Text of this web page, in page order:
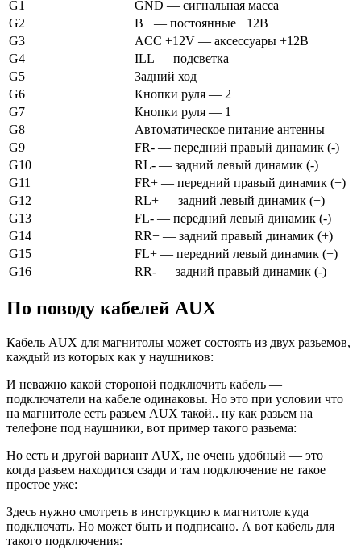
G1
GND — сигнальная масса
G2
B+ — постоянные +12В
G3
ACC +12V — аксессуары +12В
G4
ILL — подсветка
G5
Задний ход
G6
Кнопки руля — 2
G7
Кнопки руля — 1
G8
Автоматическое питание антенны
G9
FR- — передний правый динамик (-)
G10
RL- — задний левый динамик (-)
G11
FR+ — передний правый динамик (+)
G12
RL+ — задний левый динамик (+)
G13
FL- — передний левый динамик (-)
G14
RR+ — задний правый динамик (+)
G15
FL+ — передний левый динамик (+)
G16
RR- — задний правый динамик (-)
По поводу кабелей AUX
Кабель AUX для магнитолы может состоять из двух разьемов,
каждый из которых как у наушников:
И неважно какой стороной подключить кабель —
подключатели на кабеле одинаковы. Но это при условии что
на магнитоле есть разьем AUX такой.. ну как разьем на
телефоне под наушники, вот пример такого разьема:
Но есть и другой вариант AUX, не очень удобный — это
когда разьем находится сзади и там подключение не такое
простое уже:
Здесь нужно смотреть в инструкцию к магнитоле куда
подключать. Но может быть и подписано. А вот кабель для
такого подключения: